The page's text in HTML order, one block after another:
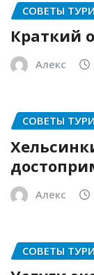
СОВЕТЫ
Краткий
Алекс
СОВЕТЫ
Алекс
СОВЕТЫ